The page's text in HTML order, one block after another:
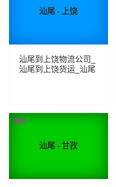
汕尾 - 上饶
汕尾到上饶物流公司_
汕尾到上饶货运_汕尾
262 查看详细
汕尾 - 甘孜
物流